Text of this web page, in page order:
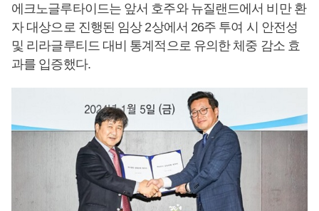
에크노글루타이드는 앞서 호주와 뉴질랜드에서 비만 환
자 대상으로 진행된 임상 2상에서 26주 투여 시 안전성
및 리라글루티드 대비 통계적으로 유의한 체중 감소 효
과를 입증했다.